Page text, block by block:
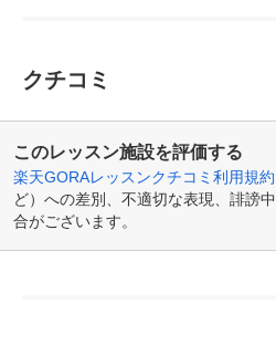
クチコミ
このレッスン施設を評価する
楽天GORAレッスンクチコミ利用規約
ど）への差別、不適切な表現、誹謗
合がございます。